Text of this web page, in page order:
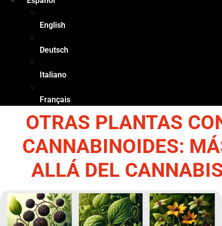
English
Deutsch
Italiano
Français
OTRAS PLANTAS
CANNABINOIDES:
ALLÁ DEL